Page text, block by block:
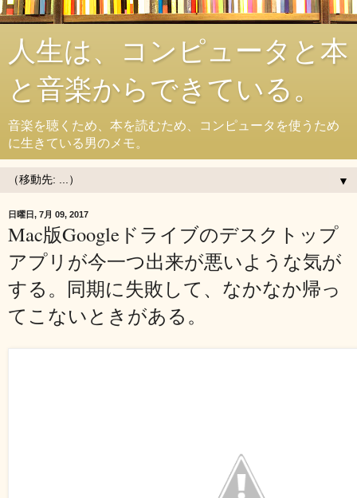
人生は、コンピュータと本
と音楽からできている。
音楽を聴くため、本を読むため、コンピュータを使うため
に生きている男のメモ。
▼
日曜日, 7月 09, 2017
Mac版Googleドライブのデスクトップ
アプリが今一つ出来が悪いような気が
する。同期に失敗して、なかなか帰っ
てこないときがある。